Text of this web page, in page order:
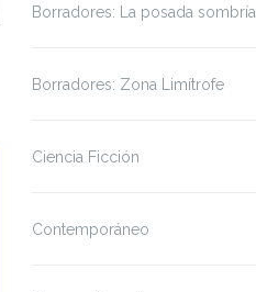
Borradores: La posada sombría
Borradores: Zona Limítrofe
Ciencia Ficción
Contemporáneo